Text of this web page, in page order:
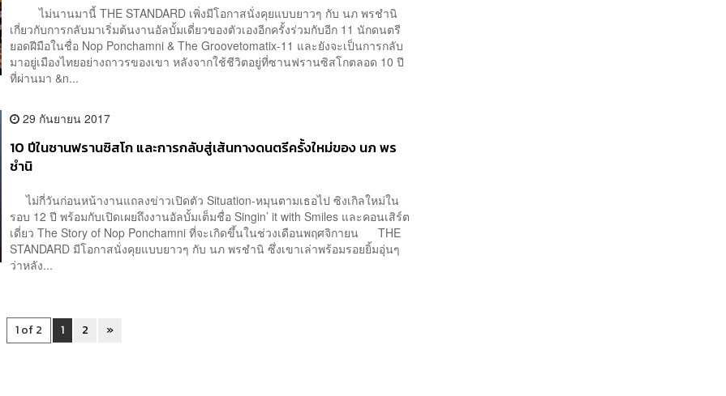
ไม่นานมานี้ THE STANDARD เพิ่งมีโอกาสนั่งคุยแบบยาวๆ กับ นภ พรชำนิ
เกี่ยวกับการกลับมาเริ่มต้นงานอัลบั้มเดี่ยวของตัวเองอีกครั้งร่วมกับอีก 11 นักดนตรี
ยอดฝีมือในชื่อ Nop Ponchamni & The Groovetomatix-11 และยังจะเป็นการกลับ
มาอยู่เมืองไทยอย่างถาวรของเขา หลังจากใช้ชีวิตอยู่ที่ซานฟรานซิสโกตลอด 10 ปี
ที่ผ่านมา &n...
29 กันยายน 2017
10 ปีในซานฟรานซิสโก และการกลับสู่เส้นทางดนตรีครั้งใหม่ของ นภ พร
ชำนิ
ไม่กี่วันก่อนหน้างานแถลงข่าวเปิดตัว Situation-หมุนตามเธอไป ซิงเกิลใหม่ใน
รอบ 12 ปี พร้อมกับเปิดเผยถึงงานอัลบั้มเต็มชื่อ Singin’ it with Smiles และคอนเสิร์ต
เดี่ยว The Story of Nop Ponchamni ที่จะเกิดขึ้นในช่วงเดือนพฤศจิกายน THE
STANDARD มีโอกาสนั่งคุยแบบยาวๆ กับ นภ พรชำนิ ซึ่งเขาเล่าพร้อมรอยยิ้มอุ่นๆ
ว่าหลัง...
1 of 2 1 2 »